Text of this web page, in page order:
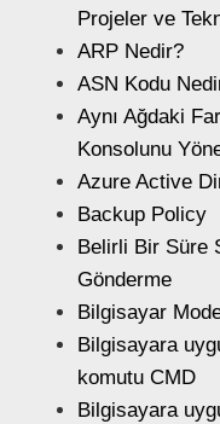
Projeler ve
ARP Nedir?
ASN Kodu
Aynı Ağdaki
Konsolunu
Azure Active
Backup Policy
Belirli Bir Süre
Gönderme
Bilgisayar
Bilgisayara
komutu CMD
Bilgisayara